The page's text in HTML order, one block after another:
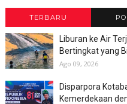
TERBARU
Liburan ke Air
Bertingkat yang
Ago 09, 2026
Disparpora
Kemerdekaan